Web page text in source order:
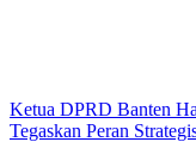
Ketua DPRD Banten
Tegaskan Peran